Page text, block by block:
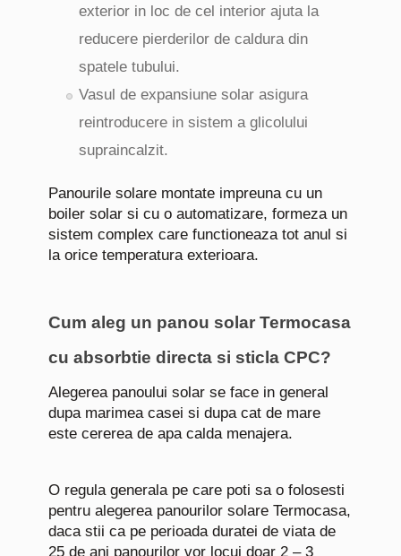
exterior in loc de cel interior ajuta la
reducere pierderilor de caldura din
spatele tubului.
Vasul de expansiune solar asigura
reintroducere in sistem a glicolului
supraincalzit.
Panourile solare montate impreuna cu un
boiler solar si cu o automatizare, formeza un
sistem complex care functioneaza tot anul si
la orice temperatura exterioara.
Cum aleg un panou solar Termocasa
cu absorbtie directa si sticla CPC?
Alegerea panoului solar se face in general
dupa marimea casei si dupa cat de mare
este cererea de apa calda menajera.
O regula generala pe care poti sa o folosesti
pentru alegerea panourilor solare Termocasa,
daca stii ca pe perioada duratei de viata de
25 de ani panourilor vor locui doar 2 – 3